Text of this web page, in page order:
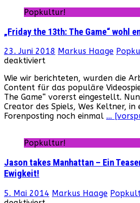
Popkultur!
„Friday the 13th: The Game“ wohl
23. Juni 2018 Markus Haage
deaktiviertfür
the
13th:
The
Game“
wohl
tot.
Wie wir berichteten, wurden die
Content für das populäre
The Game“ vorerst eingestellt.
Creator des Spiels, Wes Keltner,
Forenposting noch einmal …
Popkultur!
Jason takes Manhattan – Ein
Ewigkeit!
5. Mai 2014 Markus Haage